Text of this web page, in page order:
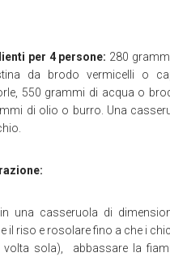
per 4 persone: 280
da brodo vermicelli o
550 grammi di acqua o
di olio o burro. Una
una casseruola di
il riso e rosolare fino a che i
volta sola), abbassare la